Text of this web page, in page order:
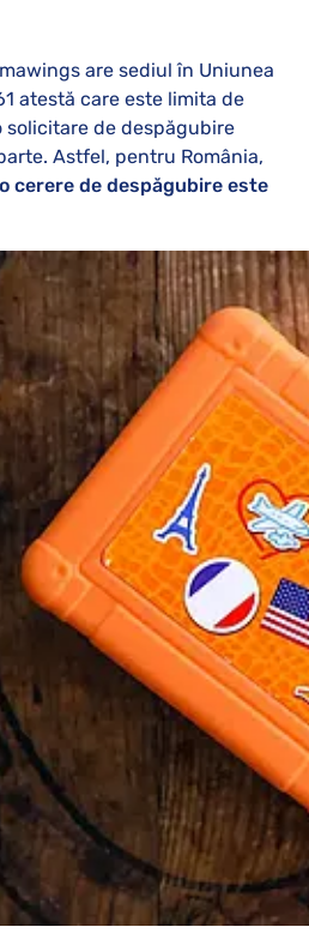
are sediul în Uniunea
atestă care este limita de
de despăgubire
Astfel, pentru România,
cerere de despăgubire este